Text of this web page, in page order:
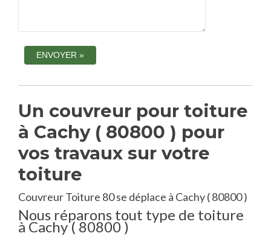
Un couvreur pour toiture
à Cachy ( 80800 ) pour
vos travaux sur votre
toiture
Couvreur Toiture 80 se déplace à Cachy ( 80800 )
Nous réparons tout type de toiture
à Cachy ( 80800 )